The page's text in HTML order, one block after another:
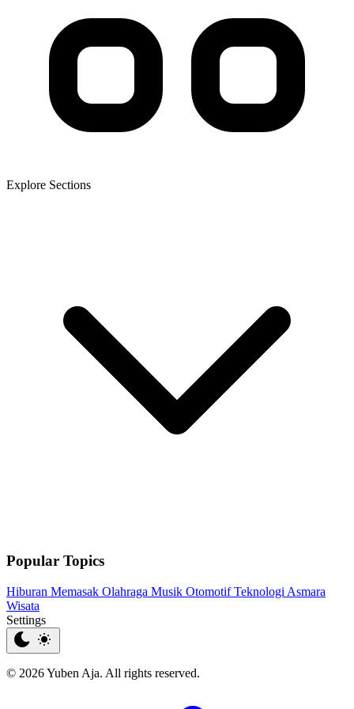
Explore Sections
Popular Topics
Hiburan Memasak Olahraga Musik OtomotifTeknologi Asmara
Wisata
Settings
© 2026 Yuben Aja. All rights reserved.